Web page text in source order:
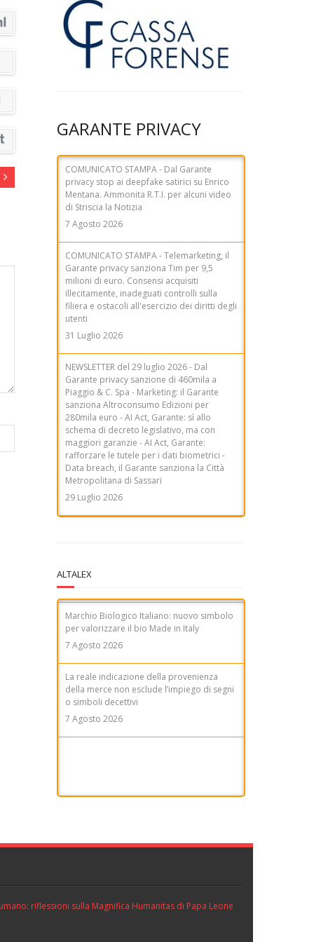
GARANTE PRIVACY
COMUNICATO STAMPA - Dal Garante
privacy stop ai deepfake satirici su Enrico
di Striscia la Notizia
7 Agosto 2026
COMUNICATO STAMPA - Telemarketing, il
Garante privacy sanziona Tim per 9,5
illecitamente, inadeguati controlli sulla
filiera e ostacoli all'esercizio dei diritti degli
utenti
31 Luglio 2026
NEWSLETTER del 29 luglio 2026 - Dal
Garante privacy sanzione di 460mila a
sanziona Altroconsumo Edizioni per
280mila euro - AI Act, Garante: sì allo
schema di decreto legislativo, ma con
maggiori garanzie - AI Act, Garante:
rafforzare le tutele per i dati biometrici -
Data breach, il Garante sanziona la Città
Metropolitana di Sassari
29 Luglio 2026
ALTALEX
Marchio Biologico Italiano: nuovo simbolo
per valorizzare il bio Made in Italy
7 Agosto 2026
La reale indicazione della provenienza
della merce non esclude l’impiego di segni
o simboli decettivi
7 Agosto 2026
riflessioni sulla Magnifica Humanitas di Papa Leone